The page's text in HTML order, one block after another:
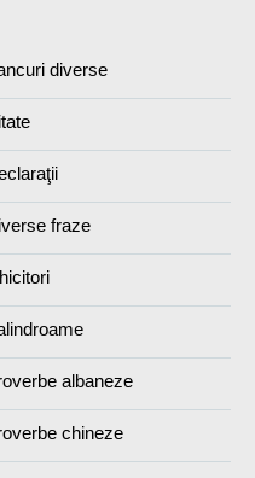
diverse
fraze
albaneze
chineze